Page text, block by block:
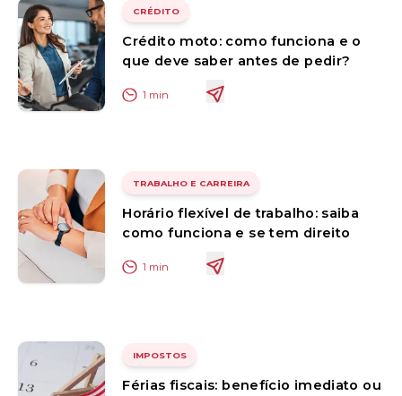
CRÉDITO
Crédito moto: como funciona e o
que deve saber antes de pedir?
1 min
TRABALHO E CARREIRA
Horário flexível de trabalho: saiba
como funciona e se tem direito
1 min
IMPOSTOS
Férias fiscais: benefício imediato ou